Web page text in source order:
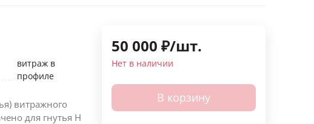
витраж в
профиле
витражного
для гнутья Н
50 000 ₽/шт.
Нет в наличии
В корзину